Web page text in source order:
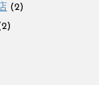
(2)